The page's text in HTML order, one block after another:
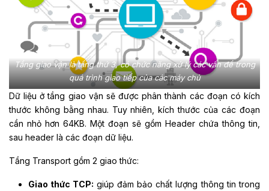
Tầng giao vận là tầng thứ 3, có chức năng xử lý các vấn đề trong
quá trình giao tiếp của các máy chủ
Dữ liệu ở tầng giao vận sẽ được phân thành các đoạn có kích
thước không bằng nhau. Tuy nhiên, kích thước của các đoạn
cần nhỏ hơn 64KB. Một đoạn sẽ gồm Header chứa thông tin,
sau header là các đoạn dữ liệu.
Tầng Transport gồm 2 giao thức:
Giao thức TCP: giúp đảm bảo chất lượng thông tin trong